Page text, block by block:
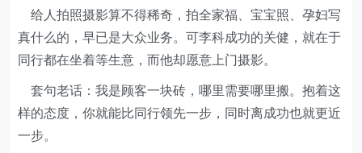
给人拍照摄影算不得稀奇，拍全家福、宝宝照、孕妇写
真什么的，早已是大众业务。可李科成功的关健，就在于
同行都在坐着等生意，而他却愿意上门摄影。
套句老话：我是顾客一块砖，哪里需要哪里搬。抱着这
样的态度，你就能比同行领先一步，同时离成功也就更近
一步。